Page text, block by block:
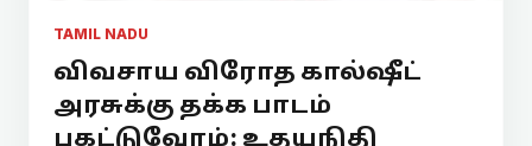
TAMIL NADU
விவசாய விரோத கால்ஷீட்
அரசுக்கு தக்க பாடம்
புகட்டுவோம்: உதயநிதி